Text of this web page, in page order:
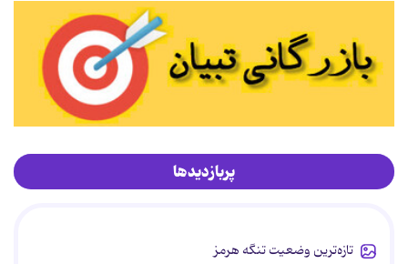
پربازدیدها
تازه‌ترین وضعیت تنگه هرمز